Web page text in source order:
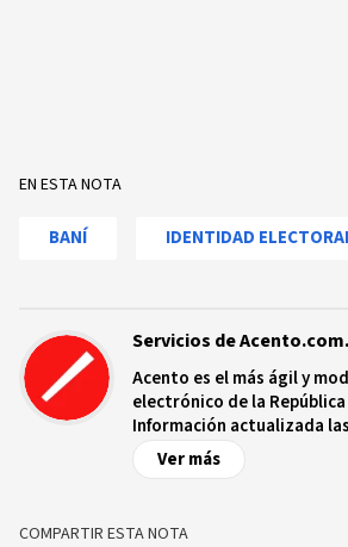
EN ESTA NOTA
BANÍ IDENTIDAD
Servicios de
Acento es el más ágil y
electrónico de la
Información actualizada
de las noticias y sucesos
nivel nacional e
Ver más
COMPARTIR ESTA NOTA